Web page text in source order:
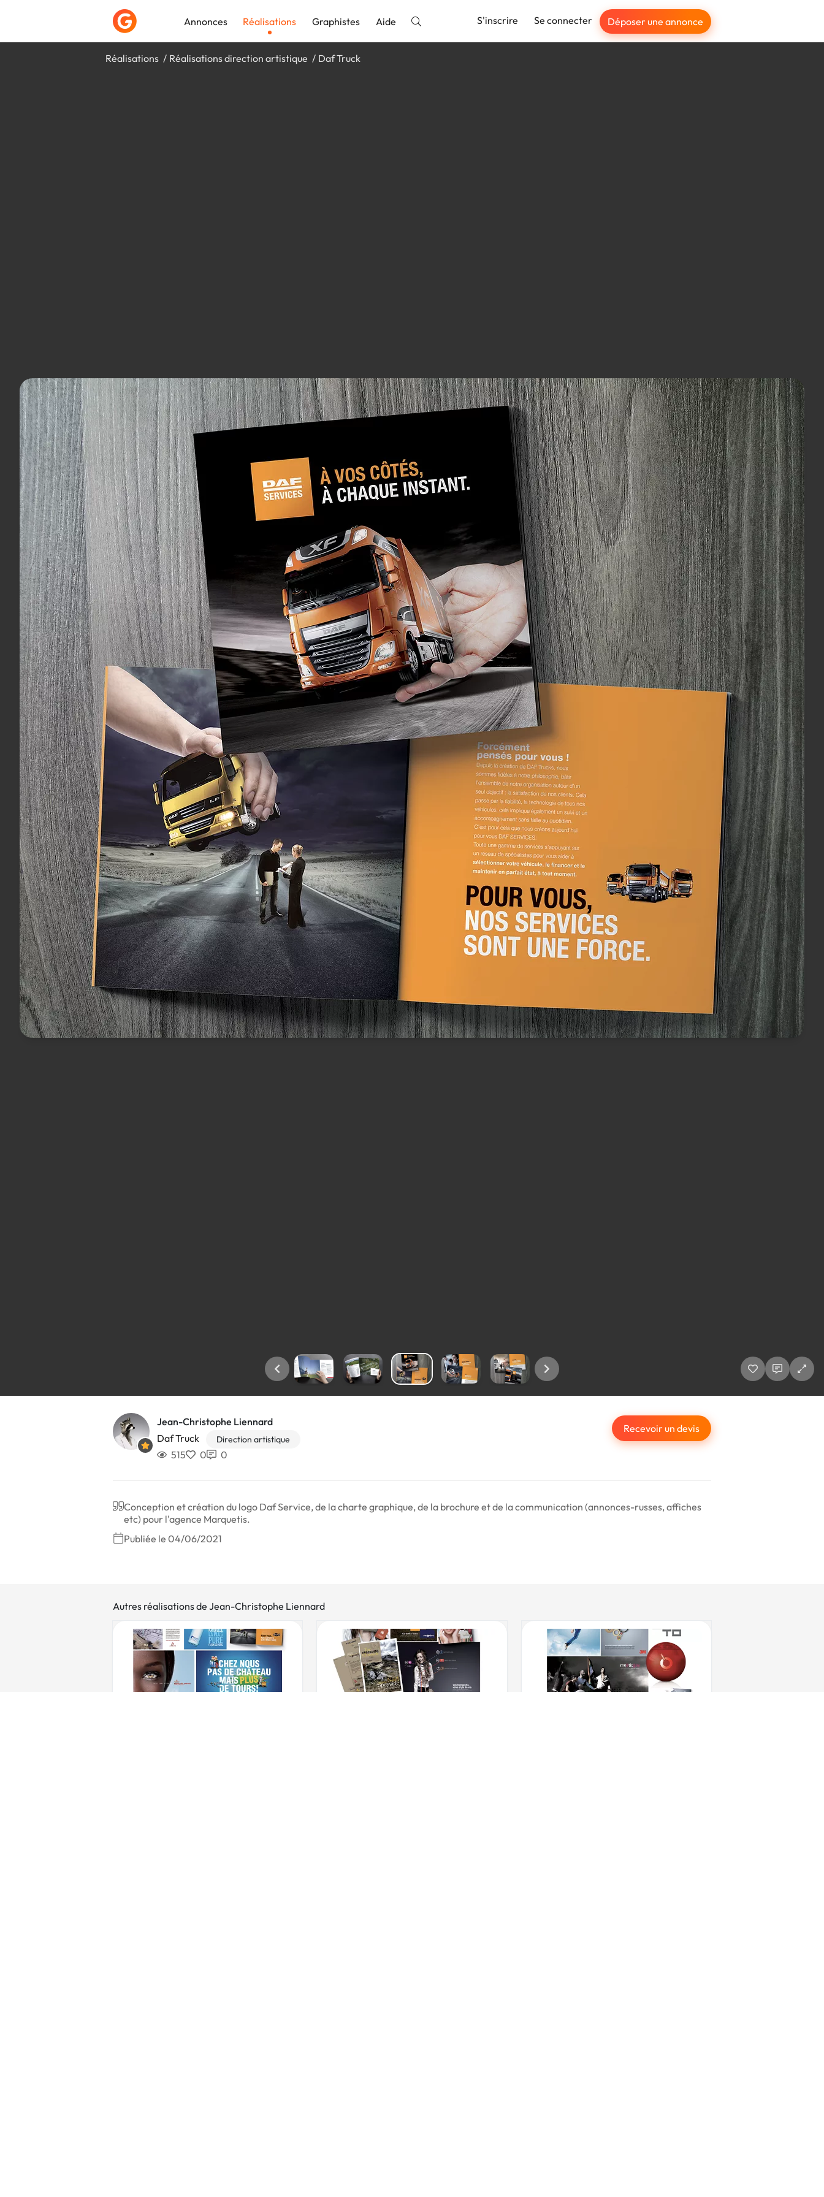
Annonces Réalisations Graphistes Aide S'inscrire Se connecter Déposer une annonce
Réalisations Réalisations direction artistique Daf Truck
Jean-Christophe Liennard
Daf Truck
Direction artistique
515 0 0
Recevoir un devis
Conception et création du logo Daf Service, de la charte graphique, de la brochure et de la communication (annonces-russes, affiches
etc) pour l'agence Marquetis.
Publiée le 04/06/2021
Autres réalisations de Jean-Christophe Liennard